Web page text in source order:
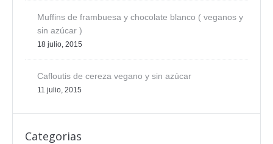
Muffins de frambuesa y chocolate blanco ( veganos y
sin azúcar )
18 julio, 2015
Cafloutis de cereza vegano y sin azúcar
11 julio, 2015
Categorias